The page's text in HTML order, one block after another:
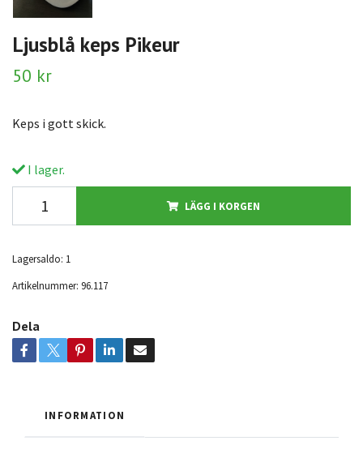
Ljusblå keps Pikeur
50 kr
Keps i gott skick.
I lager.
LÄGG I KORGEN
Lagersaldo: 1
Artikelnummer: 96.117
Dela
INFORMATION